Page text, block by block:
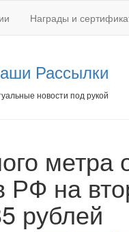
Награды и
Рассылки
новости под рукой
метра
на
рублей